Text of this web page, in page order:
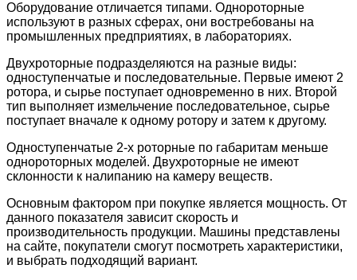
Оборудование отличается типами. Однороторные
используют в разных сферах, они востребованы на
промышленных предприятиях, в лабораториях.
Двухроторные подразделяются на разные виды:
одноступенчатые и последовательные. Первые имеют 2
ротора, и сырье поступает одновременно в них. Второй
тип выполняет измельчение последовательное, сырье
поступает вначале к одному ротору и затем к другому.
Одноступенчатые 2-х роторные по габаритам меньше
однороторных моделей. Двухроторные не имеют
склонности к налипанию на камеру веществ.
Основным фактором при покупке является мощность. От
данного показателя зависит скорость и
производительность продукции. Машины представлены
на сайте, покупатели смогут посмотреть характеристики,
и выбрать подходящий вариант.